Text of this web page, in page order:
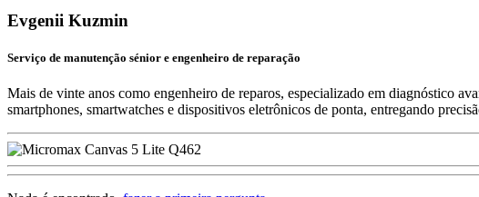
Evgenii Kuzmin
Serviço de manutenção sénior e engenheiro de reparação
Mais de vinte anos como engenheiro de reparos, especializado em diagnóstico
smartphones, smartwatches e dispositivos eletrônicos de ponta, entregando